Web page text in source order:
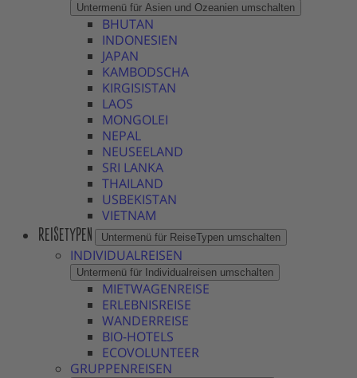
Untermenü für Asien und Ozeanien umschalten
BHUTAN
INDONESIEN
JAPAN
KAMBODSCHA
KIRGISISTAN
LAOS
MONGOLEI
NEPAL
NEUSEELAND
SRI LANKA
THAILAND
USBEKISTAN
VIETNAM
REISETYPEN Untermenü für ReiseTypen umschalten
INDIVIDUALREISEN
Untermenü für Individualreisen umschalten
MIETWAGENREISE
ERLEBNISREISE
WANDERREISE
BIO-HOTELS
ECOVOLUNTEER
GRUPPENREISEN